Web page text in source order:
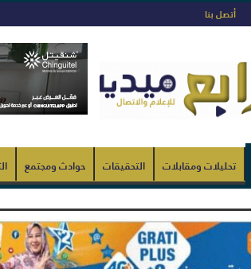
أتصل بنا
تحليلات ومقابلات التحقيقات حوادث ومجتمع